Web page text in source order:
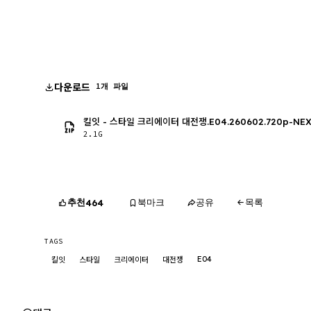
다운로드 1개 파일
킬잇 - 스타일 크리에이터 대전쟁.E04.260602.720p-
2.1G
추천464 북마크 공유 목록
TAGS
킬잇 스타일 크리에이터 대전쟁 E04